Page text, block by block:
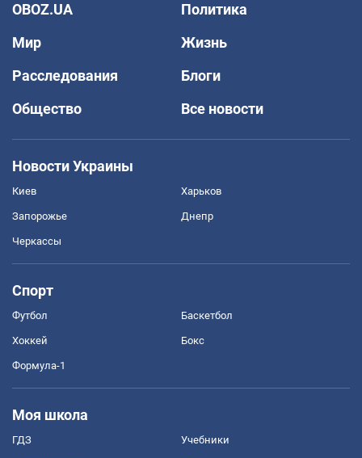
OBOZ.UA
Политика
Мир
Жизнь
Расследования
Блоги
Общество
Все новости
Новости Украины
Киев Харьков
Запорожье Днепр
Черкассы
Спорт
Футбол Баскетбол
Хоккей Бокс
Формула-1
Моя школа
ГДЗ Учебники